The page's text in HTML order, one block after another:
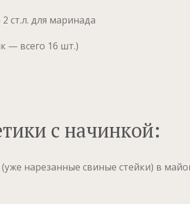
ст.л. для маринада
— всего 16 шт.)
с начинкой:
нарезанные свиные стейки) в